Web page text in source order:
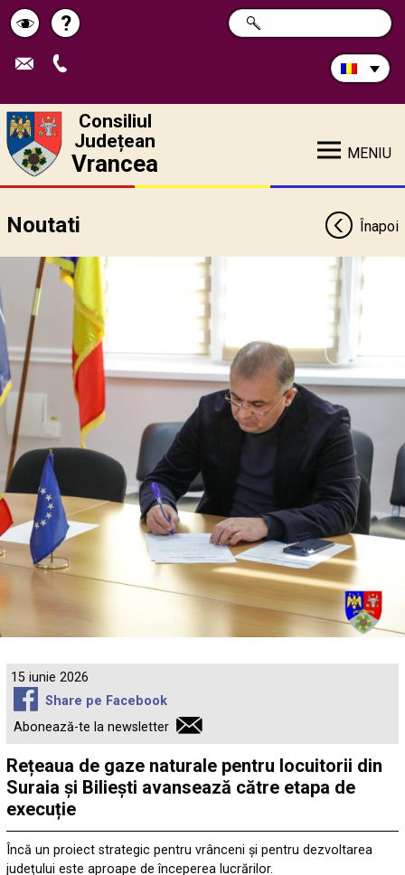
Schimbă
contrastul
Pagina
de
?
Caută
în
CAUTĂ
Consiliul
Județean
Vrancea MENIU
Noutati Înapoi
15 iunie 2026
Share pe Facebook
Abonează-te la newsletter
Rețeaua de gaze naturale pentru locuitorii din
Suraia și Biliești avansează către etapa de
execuție
Încă un proiect strategic pentru vrânceni și pentru dezvoltarea
județului este aproape de începerea lucrărilor.